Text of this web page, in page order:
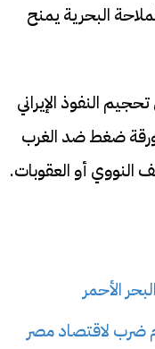
البحرية يمنح
النفوذ الإيراني
ضغط ضد الغرب
النووي أو العقوبات.
الأحمر
ضرب لاقتصاد مصر